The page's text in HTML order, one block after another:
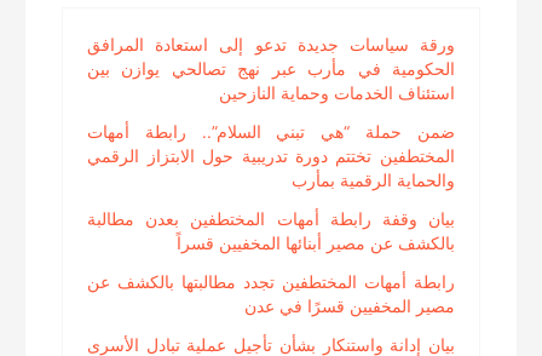
ورقة سياسات جديدة تدعو إلى استعادة المرافق
الحكومية في مأرب عبر نهج تصالحي يوازن بين
استئناف الخدمات وحماية النازحين
ضمن حملة “هي تبني السلام”.. رابطة أمهات
المختطفين تختتم دورة تدريبية حول الابتزاز الرقمي
والحماية الرقمية بمأرب
بيان وقفة رابطة أمهات المختطفين بعدن مطالبة
بالكشف عن مصير أبنائها المخفيين قسراً
رابطة أمهات المختطفين تجدد مطالبتها بالكشف عن
مصير المخفيين قسرًا في عدن
بيان إدانة واستنكار بشأن تأجيل عملية تبادل الأسرى